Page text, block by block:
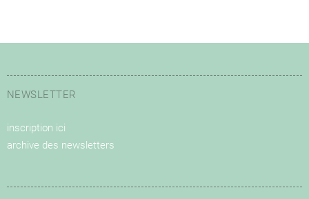
NEWSLETTER
inscription ici
archive des newsletters